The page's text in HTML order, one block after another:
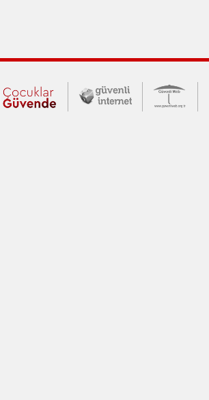
İletişim Merkezi
Çocuklar Güvende (yeni
Güvenli